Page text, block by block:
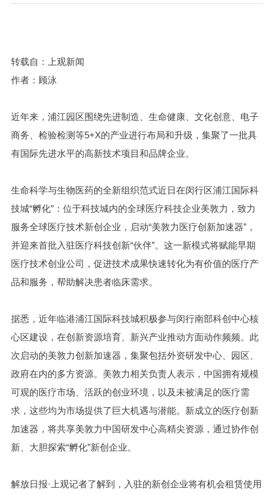
转载自：上观新闻
作者：顾泳
近年来，浦江园区围绕先进制造、生命健康、文化创意、电子
商务、检验检测等5+X的产业进行布局和升级，集聚了一批具
有国际先进水平的高新技术项目和品牌企业。
生命科学与生物医药的全新组织范式近日在闵行区浦江国际科
技城“孵化”：位于科技城内的全球医疗科技企业美敦力，致力
服务全球医疗技术新创企业，启动“美敦力医疗创新加速器”，
并迎来首批入驻医疗科技创新“伙伴”。这一新模式将赋能早期
医疗技术创业公司，促进技术成果快速转化为有价值的医疗产
品和服务，帮助解决患者临床需求。
据悉，近年临港浦江国际科技城积极参与闵行南部科创中心核
心区建设，在创新资源培育、新兴产业推动方面动作频频。此
次启动的美敦力创新加速器，集聚包括外资研发中心、园区、
政府在内的多方资源。美敦力相关负责人表示，中国拥有规模
可观的医疗市场、活跃的创业环境，以及未被满足的医疗需
求，这些均为市场提供了巨大机遇与潜能。新成立的医疗创新
加速器，将共享美敦力中国研发中心高精尖资源，通过协作创
新、大胆探索“孵化”新创企业。
解放日报·上观记者了解到，入驻的新创企业将有机会租赁使用